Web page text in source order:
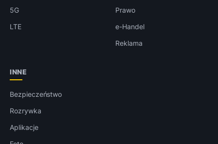
5G
LTE
Prawo
e-Handel
Reklama
INNE
Bezpieczeństwo
Rozrywka
Aplikacje